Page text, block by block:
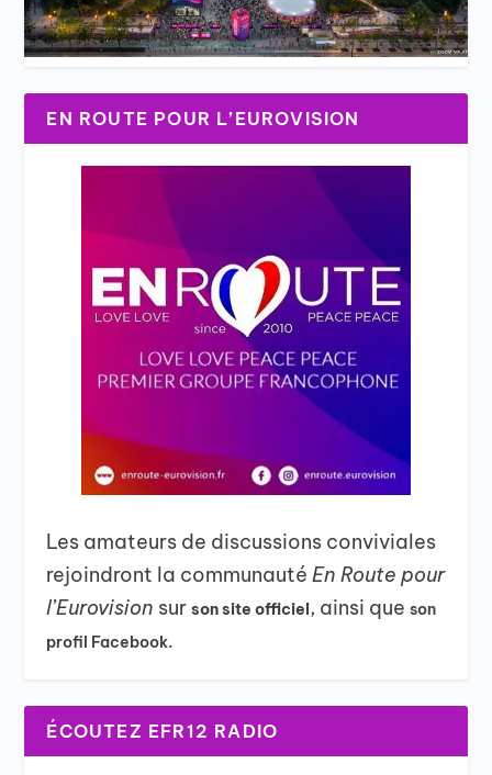
EN ROUTE POUR L’EUROVISION
Les amateurs de discussions conviviales
rejoindront la communautéEn Route pour
l’Eurovision surson site officiel , ainsi queson
profil Facebook.
ÉCOUTEZ EFR12 RADIO